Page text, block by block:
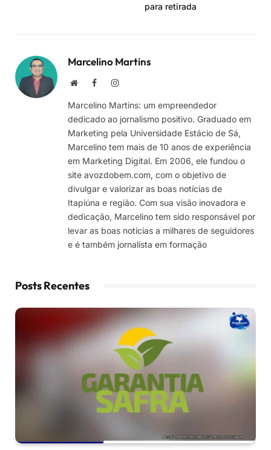
para retirada
Marcelino Martins
Site FacebookInstagram
Marcelino Martins: um empreendedor
dedicado ao jornalismo positivo. Graduado em
Marketing pela Universidade Estácio de Sá,
Marcelino tem mais de 10 anos de experiência
em Marketing Digital. Em 2006, ele fundou o
site avozdobem.com, com o objetivo de
divulgar e valorizar as boas notícias de
Itapiúna e região. Com sua visão inovadora e
dedicação, Marcelino tem sido responsável por
levar as boas notícias a milhares de seguidores
e é também jornalista em formação
Posts Recentes